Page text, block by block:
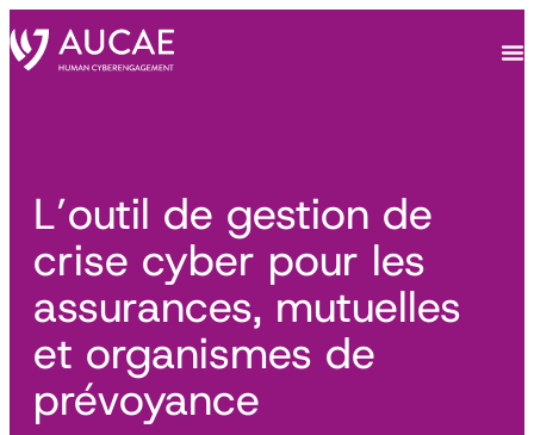
L’outil de gestion de
crise cyber pour les
assurances, mutuelles
et organismes de
prévoyance